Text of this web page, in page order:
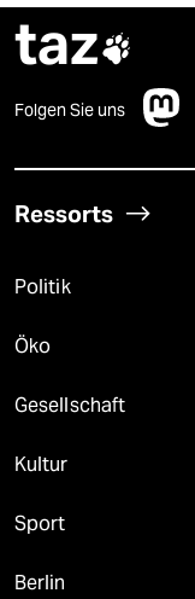
taz
Folgen Sie uns
Ressorts
Politik
Öko
Gesellschaft
Kultur
Sport
Berlin